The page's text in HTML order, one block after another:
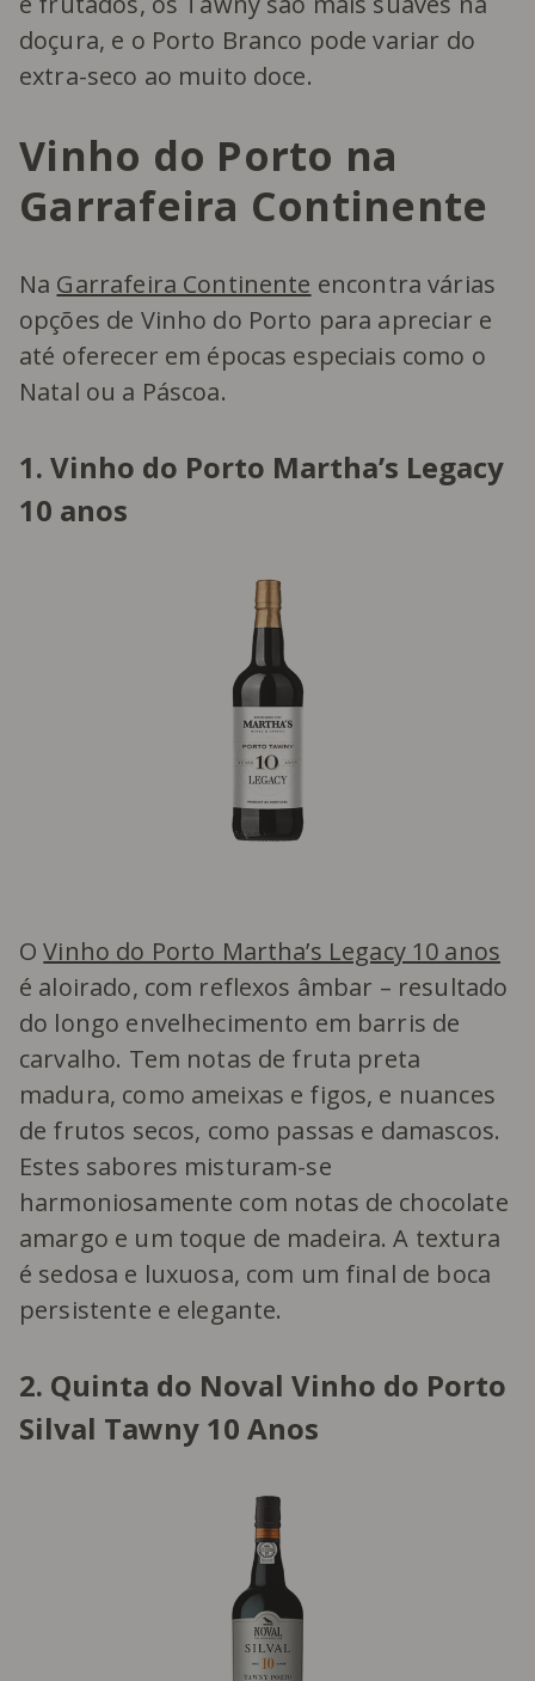
doçura, e o Porto Branco pode variar do
extra-seco ao muito doce.
Vinho do Porto na
Garrafeira Continente
Na Garrafeira Continente encontra várias
opções de Vinho do Porto para apreciar e
até oferecer em épocas especiais como o
Natal ou a Páscoa.
1. Vinho do Porto Martha’s Legacy
10 anos
OVinho do Porto Martha’s Legacy 10 anos
é aloirado, com reflexos âmbar – resultado
do longo envelhecimento em barris de
carvalho. Tem notas de fruta preta
madura, como ameixas e figos, e nuances
de frutos secos, como passas e damascos.
Estes sabores misturam-se
harmoniosamente com notas de chocolate
amargo e um toque de madeira. A textura
é sedosa e luxuosa, com um final de boca
persistente e elegante.
2. Quinta do Noval Vinho do Porto
Silval Tawny 10 Anos